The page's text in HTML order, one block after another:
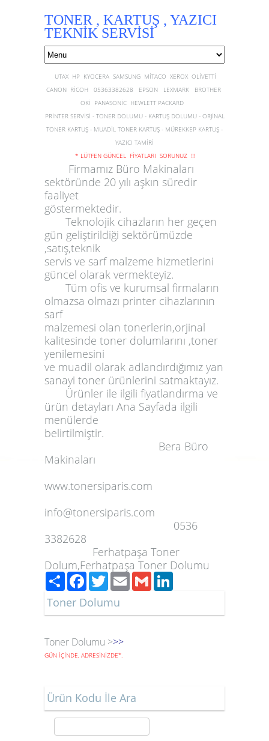
TONER , KARTUŞ , YAZICI
TEKNİK SERVİSİ
UTAX HP KYOCERA SAMSUNG MİTACO XEROX OLİVETTİ
CANON RİCOH 05363382628 EPSON LEXMARK BROTHER
OKİ PANASONİC HEWLETT PACKARD
PRİNTER SERVİSİ - TONER DOLUMU - KARTUŞ DOLUMU - ORJİNAL
TONER KARTUŞ - MUADİL TONER KARTUŞ - MÜREKKEP KARTUŞ -
YAZICI TAMİRİ
* LÜTFEN GÜNCEL FİYATLARI SORUNUZ !!!
Firmamız Büro Makinaları
sektöründe 20 yılı aşkın süredir
faaliyet
göstermektedir.
Teknolojik cihazların her geçen
gün geliştirildiği sektörümüzde
,satış,teknik
servis ve sarf malzeme hizmetlerini
güncel olarak vermekteyiz.
Tüm ofis ve kurumsal firmaların
olmazsa olmazı printer cihazlarının
sarf
malzemesi olan tonerlerin,orjinal
kalitesinde toner dolumlarını ,toner
yenilemesini
ve muadil olarak adlandırdığımız yan
sanayi toner ürünlerini satmaktayız.
Ürünler ile ilgili fiyatlandırma ve
ürün detayları Ana Sayfada ilgili
menülerde
belirtilmiştir.
Bera Büro
Makinaları
www.tonersiparis.com
info@tonersiparis.com
0536
3382628
Ferhatpaşa Toner
Dolum,Ferhatpaşa Toner Dolumu
PaylaşFacebook
TwitterEmailGmail
Toner Dolumu
Toner Dolumu >>>
GÜN İÇİNDE, ADRESİNİZDE*.
Ürün Kodu İle Ara